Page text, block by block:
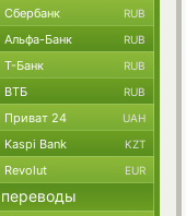
Сбербанк RUB
Альфа-Банк RUB
Т-Банк RUB
ВТБ RUB
Приват 24 UAH
Kaspi Bank KZT
Revolut EUR